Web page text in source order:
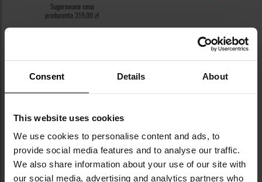
Consent Details About
This website uses cookies
We use cookies to personalise content and ads, to
provide social media features and to analyse our traffic.
We also share information about your use of our site with
our social media, advertising and analytics partners who
Sugerowana cena
producenta 319,00 zł
DO KOSZYKA
Dodaj